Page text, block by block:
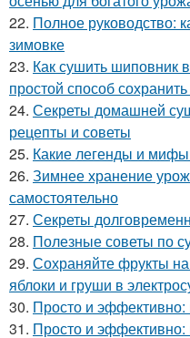
22. Полное руководство:
зимовке
23. Как сушить шиповник
простой способ
24. Секреты домашней
рецепты и советы
25. Какие легенды и
26. Зимнее хранение
самостоятельно
27. Секреты
28. Полезные советы по
29. Сохраняйте фрукты
яблоки и груши в
30. Просто и эффективно:
31. Просто и эффективно: